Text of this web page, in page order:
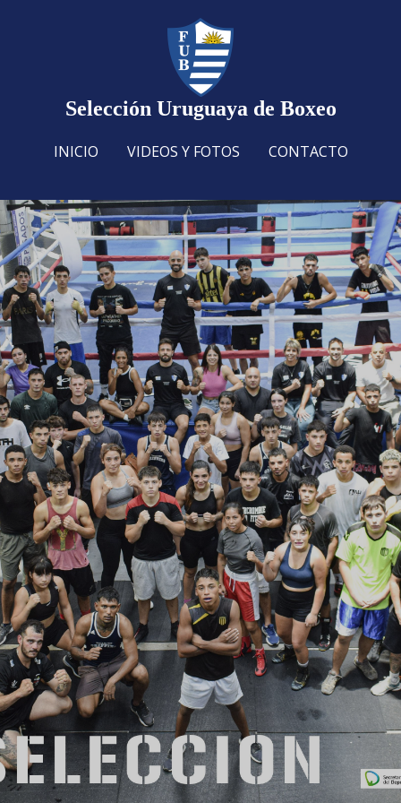
Selección Uruguaya de Boxeo
INICIO VIDEOS Y FOTOS CONTACTO